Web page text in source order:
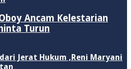
Ancam Kelestarian
Turun